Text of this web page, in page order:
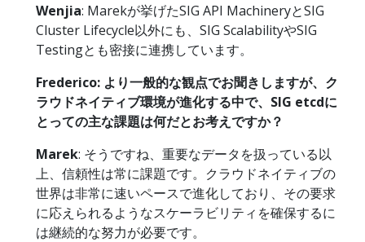
Wenjia: Marekが挙げたSIG API MachineryとSIG
Cluster Lifecycle以外にも、SIG ScalabilityやSIG
Testingとも密接に連携しています。
Frederico: より一般的な観点でお聞きしますが、ク
ラウドネイティブ環境が進化する中で、SIG etcdに
とっての主な課題は何だとお考えですか？
Marek: そうですね、重要なデータを扱っている以
上、信頼性は常に課題です。クラウドネイティブの
世界は非常に速いペースで進化しており、その要求
に応えられるようなスケーラビリティを確保するに
は継続的な努力が必要です。